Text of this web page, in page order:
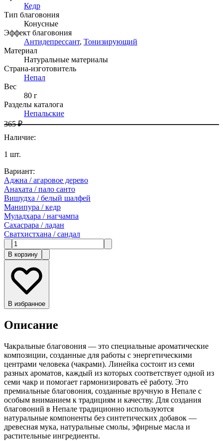
Кедр
Тип благовония
Конусные
Эффект благовония
Антидепрессант, Тонизирующий
Материал
Натуральные материалы
Страна-изготовитель
Непал
Вес
80 г
Разделы каталога
Непальские
365 ₽
Наличие:
1 шт.
Вариант:
Аджна / агаровое дерево
Анахата / пало санто
Вишудха / белый шалфей
Манипура / кедр
Муладхара / нагчампа
Сахасрара / ладан
Сватхистхана / сандал
В корзину
В избранное
Описание
Чакральные благовония — это специальные ароматические
композиции, созданные для работы с энергетическими
центрами человека (чакрами). Линейка состоит из семи
разных ароматов, каждый из которых соответствует одной из
семи чакр и помогает гармонизировать её работу. Это
премиальные благовония, созданные вручную в Непале с
особым вниманием к традициям и качеству. Для создания
благовоний в Непале традиционно используются
натуральные компоненты без синтетических добавок —
древесная мука, натуральные смолы, эфирные масла и
растительные ингредиенты.